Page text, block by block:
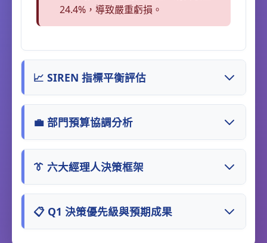
24.4%，導致嚴重虧損。
📈 SIREN 指標平衡評估
💼 部門預算協調分析
👔 六大經理人決策框架
📋 Q1 決策優先級與預期成果